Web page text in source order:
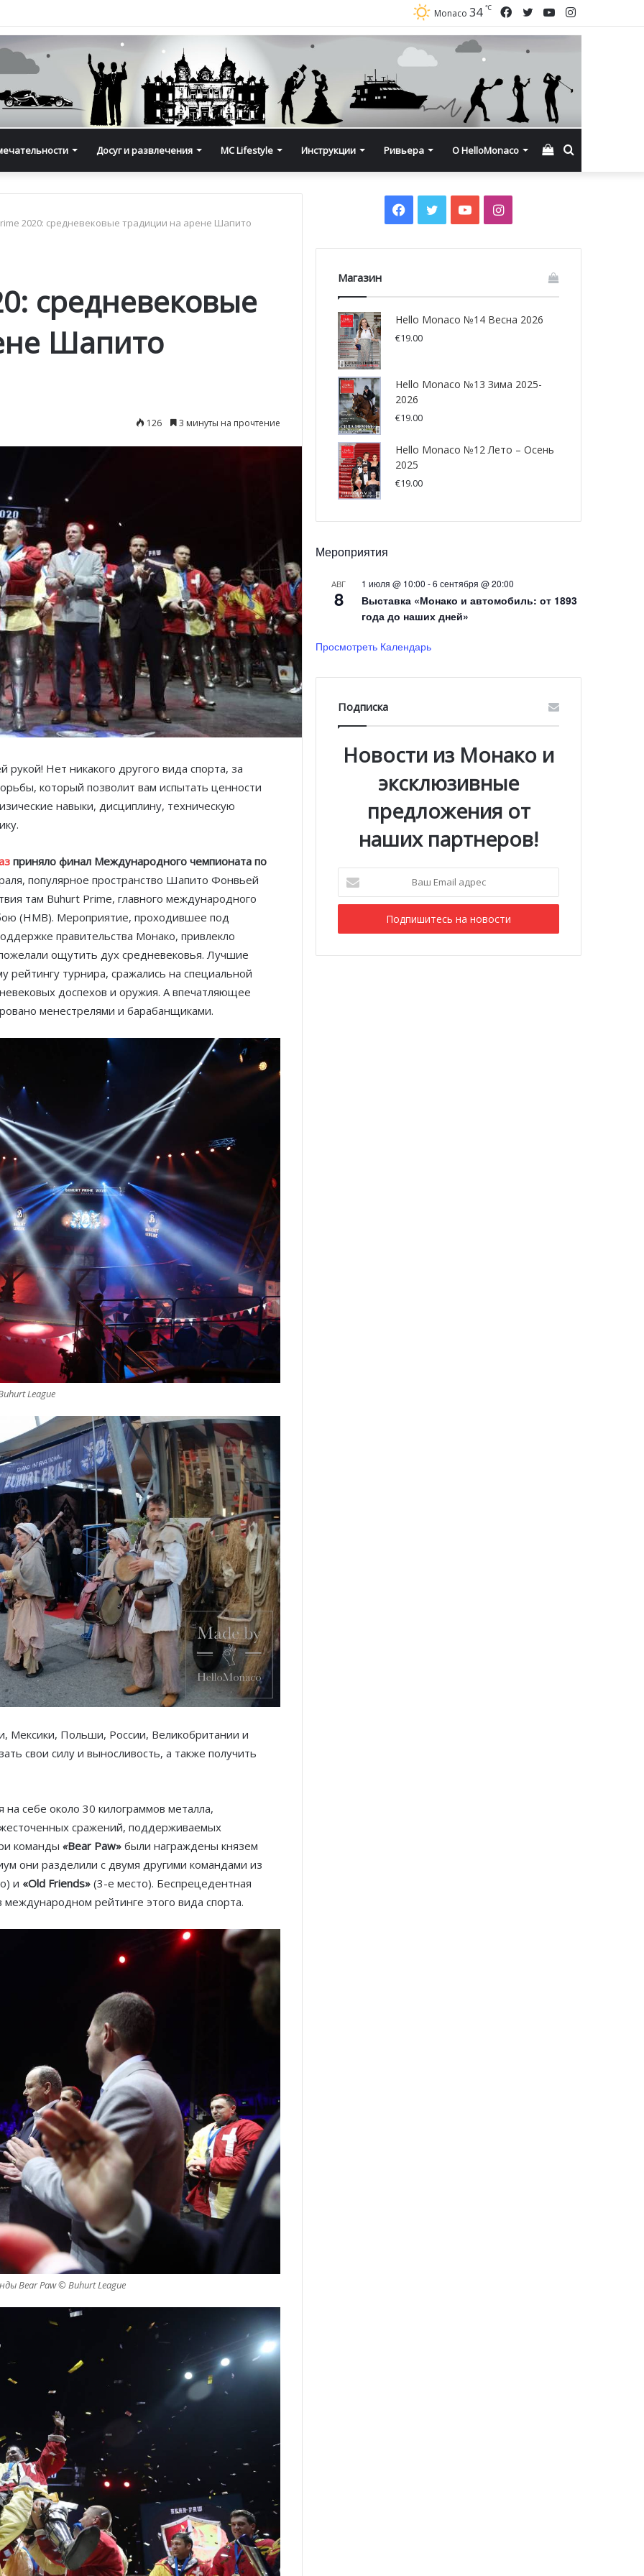
Instagram
YouTube
Twitter
Facebook
Monaco 34 ℃
Досуг и развлечения MC Lifestyle Инструкции Ривьера О HelloMonaco Смотреть
2020: средневековые традиции на арене Шапито
средневековые
Шапито
126 3 минуты на прочтение
Нет никакого другого вида спорта, за
который позволит вам испытать ценности
навыки, дисциплину, техническую
приняло финал Международного чемпионата по
популярное пространство Шапито Фонвьей
там Buhurt Prime, главного международного
(HMB). Мероприятие, проходившее под
правительства Монако, привлекло
ощутить дух средневековья. Лучшие
турнира, сражались на специальной
доспехов и оружия. А впечатляющее
менестрелями и барабанщиками.
League
Мексики, Польши, России, Великобритании и
свои силу и выносливость, а также получить
себе около 30 килограммов металла,
сражений, поддерживаемых
команды «Bear Paw» были награждены князем
они разделили с двумя другими командами из
и «Old Friends» (3-е место). Беспрецедентная
рейтинге этого вида спорта.
Bear Paw © Buhurt League
Facebook
TwitterYouTubeInstagram
Магазин
Hello Monaco №14 Весна 2026
€19.00
Hello Monaco №13 Зима 2025-
2026
€19.00
Hello Monaco №12 Лето – Осень
2025
€19.00
Мероприятия
АВГ
8
1 июля @ 10:00 -6 сентября @ 20:00
Выставка «Монако и автомобиль: от 1893
года до наших дней»
Просмотреть Календарь
Подписка
Новости из Монако и
эксклюзивные
предложения от
наших партнеров!
Email
адрес